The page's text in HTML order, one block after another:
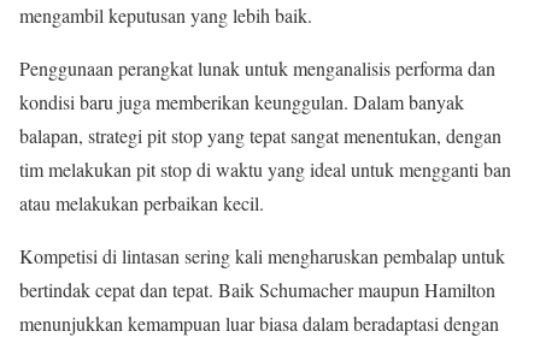
mengambil keputusan yang lebih baik.
Penggunaan perangkat lunak untuk menganalisis performa dan
kondisi baru juga memberikan keunggulan. Dalam banyak
balapan, strategi pit stop yang tepat sangat menentukan, dengan
tim melakukan pit stop di waktu yang ideal untuk mengganti ban
atau melakukan perbaikan kecil.
Kompetisi di lintasan sering kali mengharuskan pembalap untuk
bertindak cepat dan tepat. Baik Schumacher maupun Hamilton
menunjukkan kemampuan luar biasa dalam beradaptasi dengan